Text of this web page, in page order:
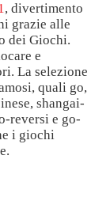
, divertimento
grazie alle
dei Giochi.
e
La selezione
quali go,
shangai-
reversi e go-
i giochi